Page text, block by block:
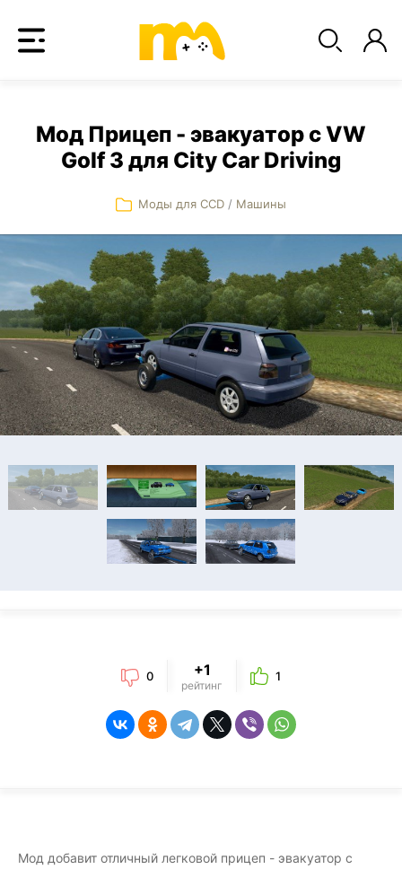
Мод Прицеп - эвакуатор с VW
Golf 3 для City Car Driving
Моды для CCD / Машины
0 +1
рейтинг
1
Мод добавит отличный легковой прицеп - эвакуатор с